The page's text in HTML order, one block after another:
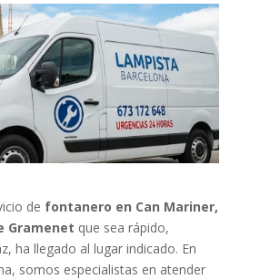
de fontanero en Can Mariner,
Gramenet que sea rápido,
ha llegado al lugar indicado. En
somos especialistas en atender